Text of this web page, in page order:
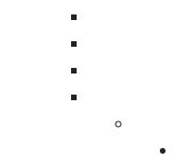
کتاب پارچه‌ای
کتاب حمامی
کتاب فومی
جلد نفیس مناسب هدیه
ادبیات کهن کودک و نوجوان
محصولات گفتاردرمانی